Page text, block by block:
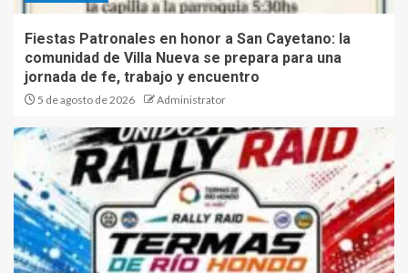
Fiestas Patronales en honor a San Cayetano: la
comunidad de Villa Nueva se prepara para una
jornada de fe, trabajo y encuentro
5 de agosto de 2026 Administrator